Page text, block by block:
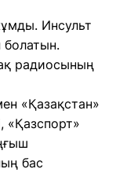
Инсульт
болатын.
радиосының
«Қазақстан»
«Қазспорт»
бас